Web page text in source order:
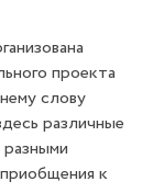
проекта
слову
различные
к